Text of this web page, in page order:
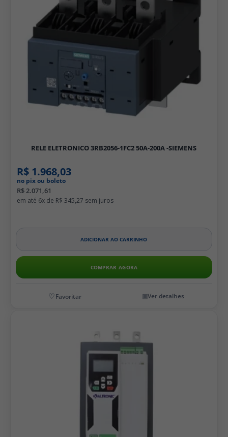
RELE ELETRONICO 3RB2056-1FC2 50A-200A -SIEMENS
R$ 1.968,03
no pix ou boleto
R$ 2.071,61
6x de R$ 345,27
ADICIONAR AO CARRINHO
COMPRAR AGORA
Ver detalhes